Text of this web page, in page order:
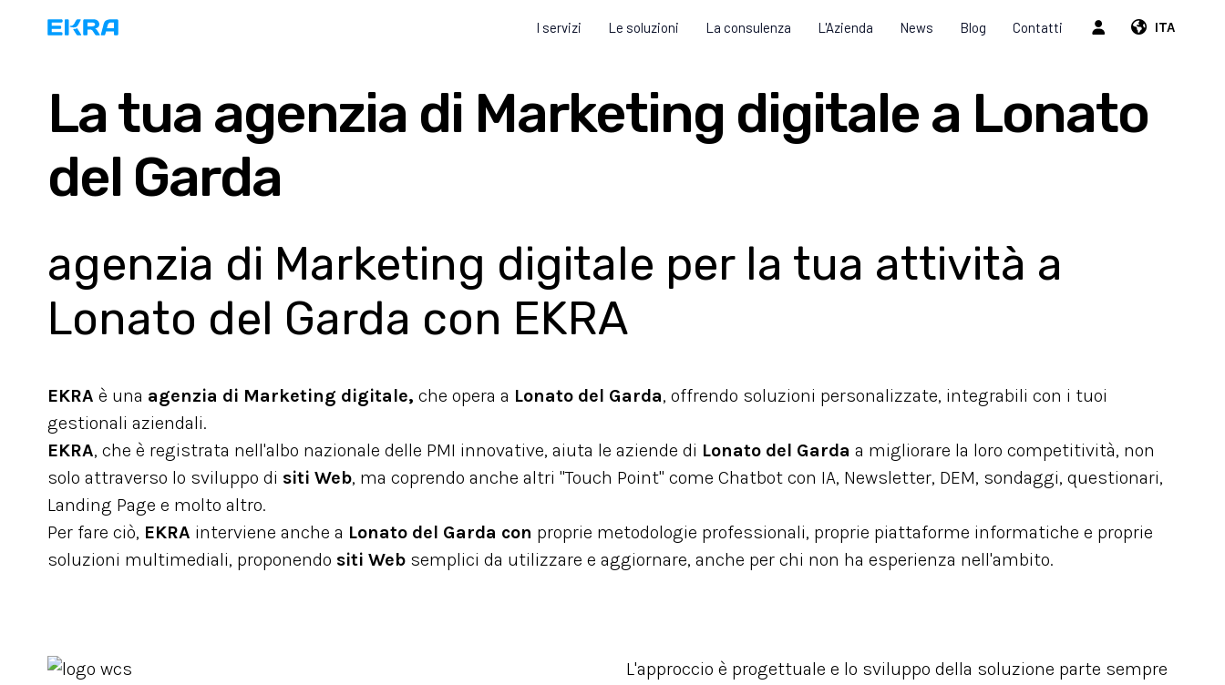
ITA
I servizi Le soluzioni La consulenza L'Azienda News Blog Contatti
La tua agenzia di Marketing digitale a Lonato
del Garda
agenzia di Marketing digitale per la tua attività a
Lonato del Garda con EKRA
EKRA è una agenzia di Marketing digitale, che opera a Lonato del Garda, offrendo soluzioni personalizzate, integrabili con i tuoi
gestionali aziendali.
EKRA, che è registrata nell'albo nazionale delle PMI innovative, aiuta le aziende di Lonato del Garda a migliorare la loro competitività, non
solo attraverso lo sviluppo di siti Web, ma coprendo anche altri "Touch Point" come Chatbot con IA, Newsletter, DEM, sondaggi, questionari,
Landing Page e molto altro.
Per fare ciò, EKRA interviene anche a Lonato del Garda con proprie metodologie professionali, proprie piattaforme informatiche e proprie
soluzioni multimediali, proponendo siti Web semplici da utilizzare e aggiornare, anche per chi non ha esperienza nell'ambito.
L'approccio è progettuale e lo sviluppo della soluzione parte sempre